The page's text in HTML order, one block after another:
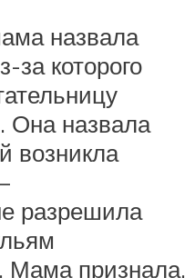
назвала
за которого
Она назвала
возникла
разрешила
Мама признала,